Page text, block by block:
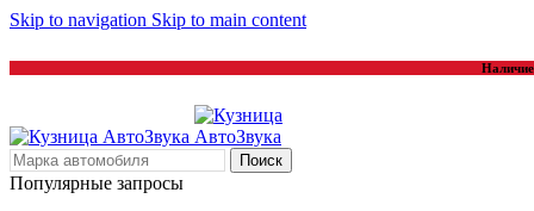
Skip to navigation Skip to main content
Поиск
Популярные запросы